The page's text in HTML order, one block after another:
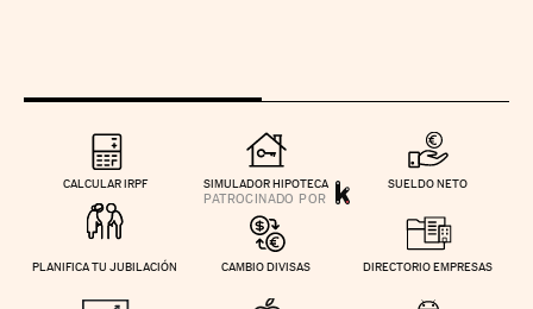
CALCULAR IRPF SIMULADOR HIPOTECA SUELDO NETO
PLANIFICA TU JUBILACIÓN CAMBIO DIVISAS DIRECTORIO EMPRESAS